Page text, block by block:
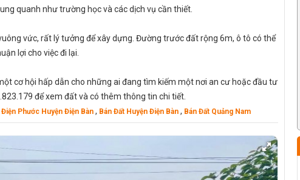
quanh như trường học và các dịch vụ cần thiết.
vức, rất lý tưởng để xây dựng. Đường trước đất rộng 6m, ô tô có thể
lợi cho việc đi lại.
cơ hội hấp dẫn cho những ai đang tìm kiếm một nơi an cư hoặc đầu tư
để xem đất và có thêm thông tin chi tiết.
Điện Phước Huyện Điện Bàn , Bán Đất Huyện Điện Bàn , Bán Đất Quảng Nam